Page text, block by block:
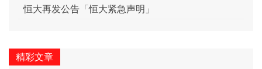
恒大再发公告「恒大紧急声明」
精彩文章